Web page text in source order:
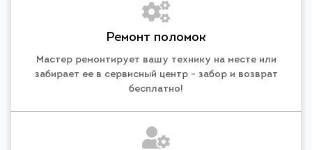
Ремонт поломок
Мастер ремонтирует вашу технику на месте или
забирает ее в сервисный центр - забор и возврат
бесплатно!